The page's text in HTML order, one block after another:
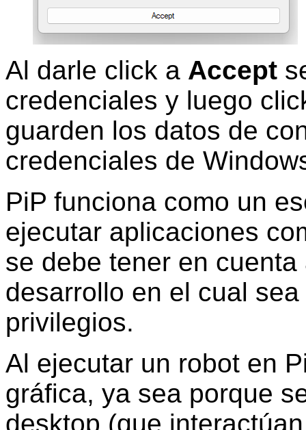
Al darle click a Accept
credenciales y luego
guarden los datos de
credenciales de
PiP funciona como un
ejecutar aplicaciones
se debe tener en
desarrollo en el cual
privilegios.
Al ejecutar un robot en
gráfica, ya sea porque
desktop (que